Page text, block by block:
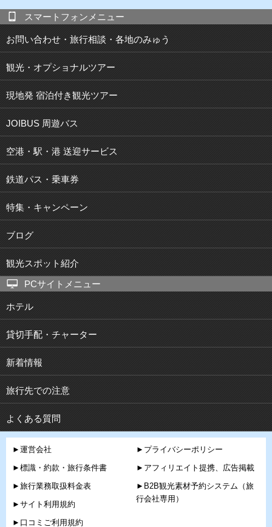
スマートフォンメニュー
お問い合わせ・旅行相談・各地のみゅう
観光・オプショナルツアー
現地発 宿泊付き観光ツアー
JOIBUS 周遊バス
空港・駅・港 送迎サービス
鉄道パス・乗車券
特集・キャンペーン
ブログ
観光スポット紹介
PCサイトメニュー
ホテル
貸切手配・チャーター
新着情報
旅行先での注意
よくある質問
►運営会社
►標識・約款・旅行条件書
►旅行業務取扱料金表
►サイト利用規約
►口コミご利用規約
►プライバシーポリシー
►アフィリエイト提携、広告掲載
►B2B観光素材予約システム（旅
行会社専用）